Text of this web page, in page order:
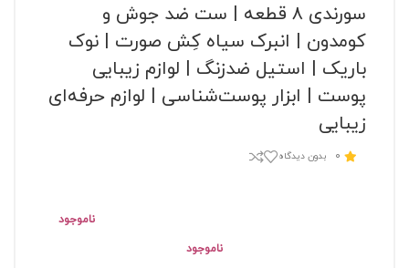
سورندی ۸ قطعه | ست ضد جوش و
کومدون | انبرک سیاه‌ کِش صورت | نوک
باریک | استیل ضدزنگ | لوازم زیبایی
پوست | ابزار پوست‌شناسی | لوازم حرفه‌ای
زیبایی
0 بدون دیدگاه
ناموجود
ناموجود